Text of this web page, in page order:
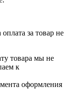
за товар не
товара мы не
к
оформления